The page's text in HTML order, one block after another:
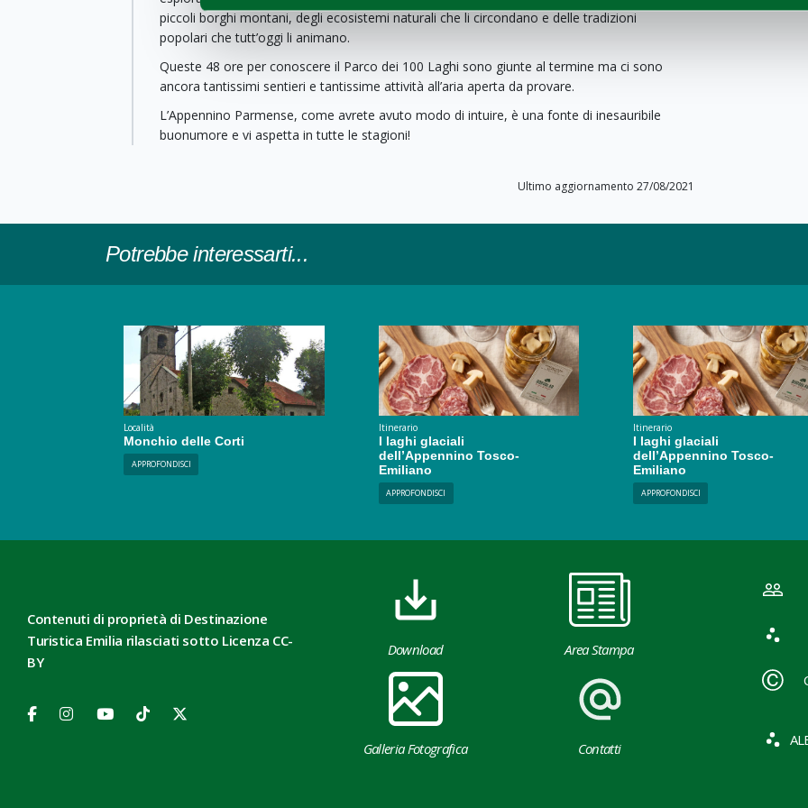
piccoli borghi montani, degli ecosistemi naturali che li circondano e delle tradizioni
popolari che tutt’oggi li animano.
Queste 48 ore per conoscere il Parco dei 100 Laghi sono giunte al termine ma ci sono
ancora tantissimi sentieri e tantissime attività all’aria aperta da provare.
L’Appennino Parmense, come avrete avuto modo di intuire, è una fonte di inesauribile
buonumore e vi aspetta in tutte le stagioni!
Ultimo aggiornamento 27/08/2021
Potrebbe interessarti...
Località
Monchio delle Corti
APPROFONDISCI
Itinerario
I laghi glaciali
dell’Appennino Tosco-
Emiliano
APPROFONDISCI
Itinerario
I laghi glaciali
dell’Appennino Tosco-
Emiliano
APPROFONDISCI
Contenuti di proprietà di Destinazione
Turistica Emilia rilasciati sotto Licenza CC-
BY
Download Area Stampa
Galleria Fotografica Contatti